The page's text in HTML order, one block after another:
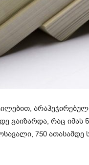
გაიზარდა, რაც იმას
750 ათასამდე